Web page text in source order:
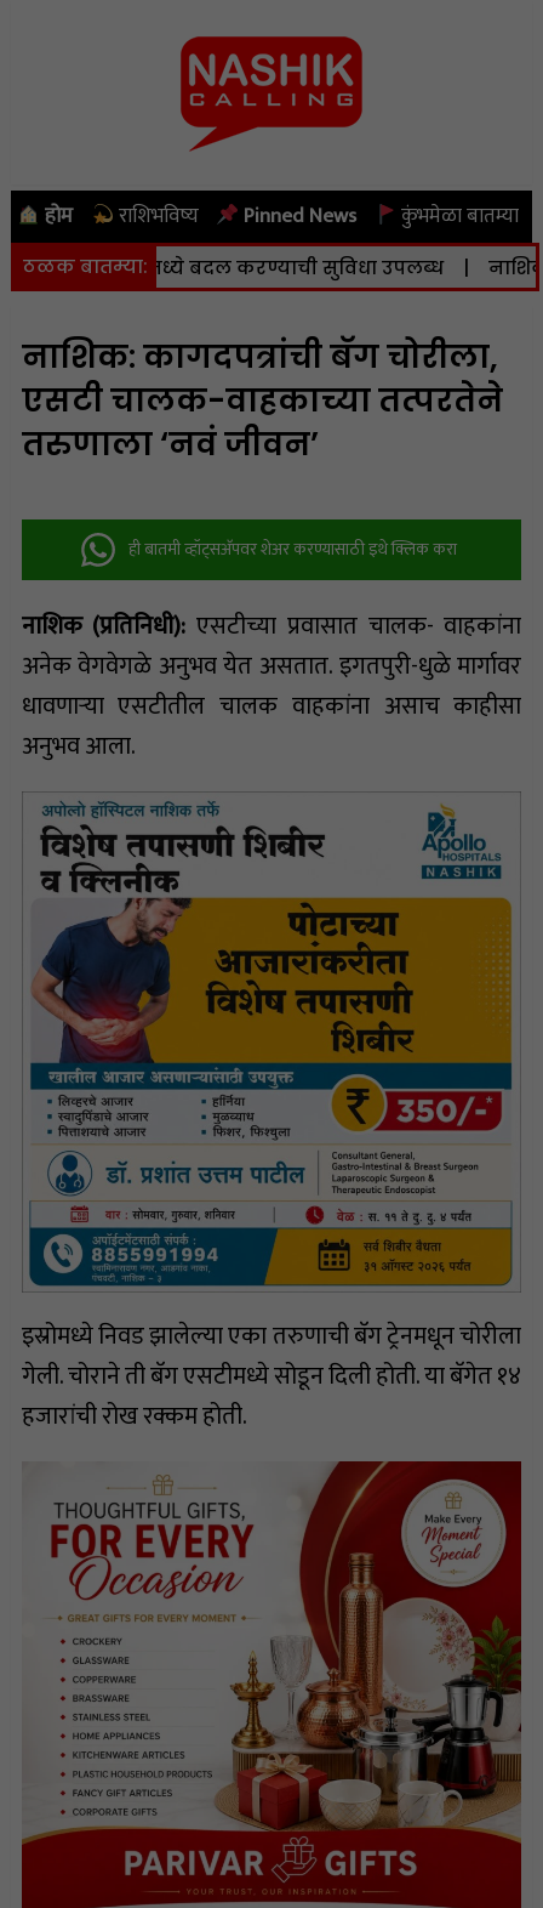
होम राशिभविष्य Pinned News कुंभमेळा बातम्या
ठळक बातम्या:
व केंद्रामध्ये बदल करण्याची सुविधा उपलब्ध | नाशिकला आज
नाशिक: कागदपत्रांची बॅग चोरीला,
एसटी चालक-वाहकाच्या तत्परतेने
तरुणाला ‘नवं जीवन’
ही बातमी व्हॉट्सअ‍ॅपवर शेअर करण्यासाठी इथे क्लिक करा
नाशिक (प्रतिनिधी): एसटीच्या प्रवासात चालक- वाहकांना
अनेक वेगवेगळे अनुभव येत असतात. इगतपुरी-धुळे मार्गावर
धावणाऱ्या एसटीतील चालक वाहकांना असाच काहीसा
अनुभव आला.
इस्रोमध्ये निवड झालेल्या एका तरुणाची बॅग ट्रेनमधून चोरीला
गेली. चोराने ती बॅग एसटीमध्ये सोडून दिली होती. या बॅगेत १४
हजारांची रोख रक्कम होती.